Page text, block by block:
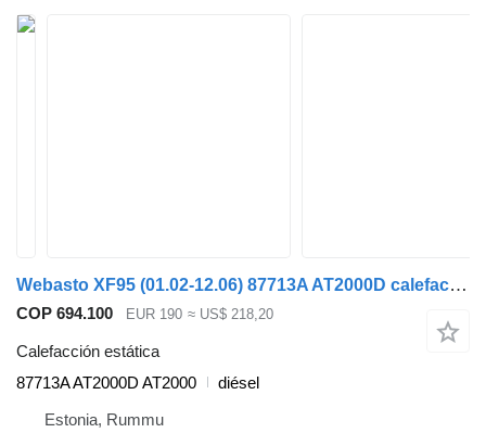
Webasto XF95 (01.02-12.06) 87713A AT2000D calefacción estática para DAF XF95, XF105 (2001-2014) camión
COP 694.100 EUR 190 ≈ US$ 218,20
Calefacción estática
87713A AT2000D AT2000
diésel
Estonia, Rummu